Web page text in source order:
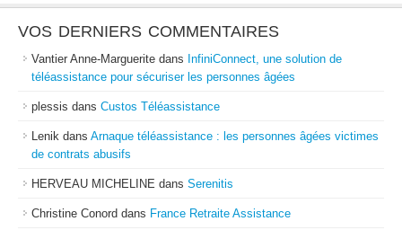
VOS DERNIERS COMMENTAIRES
Vantier Anne-Marguerite dans InfiniConnect, une solution de
téléassistance pour sécuriser les personnes âgées
plessis dans Custos Téléassistance
Lenik dans Arnaque téléassistance : les personnes âgées victimes
de contrats abusifs
HERVEAU MICHELINE dans Serenitis
Christine Conord dans France Retraite Assistance